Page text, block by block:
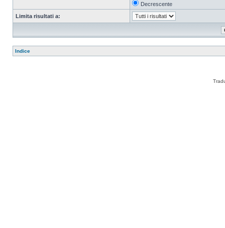
Decrescente
Limita risultati a:
Indice